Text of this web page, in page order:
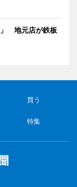
」 地元店が鉄板
買う
特集